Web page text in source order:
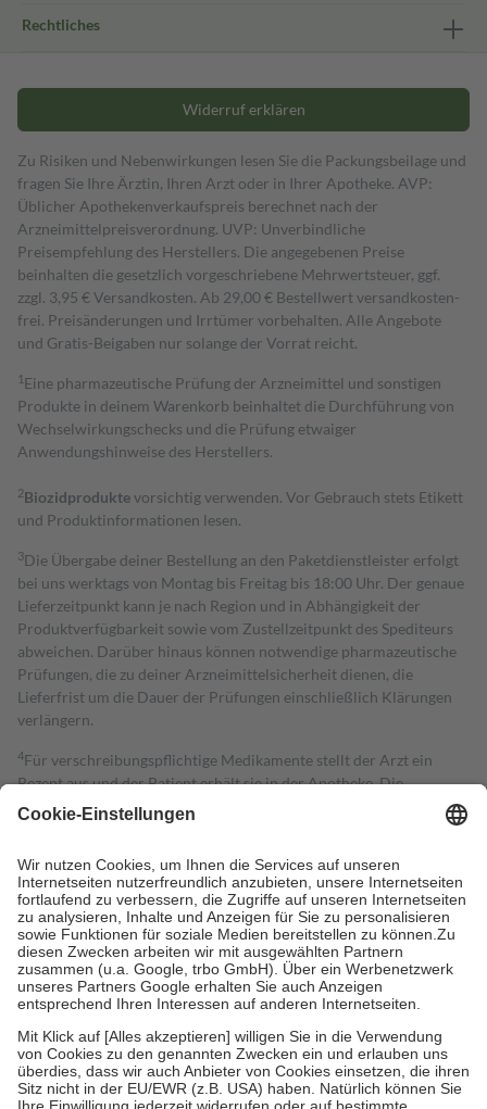
Rechtliches
Widerruf erklären
Zu Risiken und Nebenwirkungen lesen Sie die Packungsbeilage und
fragen Sie Ihre Ärztin, Ihren Arzt oder in Ihrer Apotheke. AVP:
Üblicher Apothekenverkaufspreis berechnet nach der
Arzneimittelpreisverordnung. UVP: Unverbindliche
Preisempfehlung des Herstellers. Die angegebenen Preise
beinhalten die gesetzlich vorgeschriebene Mehrwertsteuer, ggf.
zzgl. 3,95 € Versandkosten. Ab 29,00 € Bestell­wert versand­kosten­
frei. Preisänderungen und Irrtümer vorbehalten. Alle Angebote
und Gratis-Beigaben nur solange der Vorrat reicht.
1 Eine pharmazeutische Prüfung der Arzneimittel und sonstigen
Produkte in deinem Warenkorb beinhaltet die Durchführung von
Wechselwirkungschecks und die Prüfung etwaiger
Anwendungshinweise des Herstellers.
2Biozidproduktevorsichtig verwenden. Vor Gebrauch stets Etikett
und Produktinformationen lesen.
3Die Übergabe deiner Bestellung an den Paketdienstleister erfolgt
bei uns werktags von Montag bis Freitag bis 18:00 Uhr. Der genaue
Lieferzeitpunkt kann je nach Region und in Abhängigkeit der
Produktverfügbarkeit sowie vom Zustellzeitpunkt des Spediteurs
abweichen. Darüber hinaus können notwendige pharmazeutische
Prüfungen, die zu deiner Arzneimittelsicherheit dienen, die
Lieferfrist um die Dauer der Prüfungen einschließlich Klärungen
verlängern.
4Für verschreibungspflichtige Medikamente stellt der Arzt ein
Rezept aus und der Patient erhält sie in der Apotheke. Die
gesetzliche Krankenversicherung übernimmt in der Regel die
Kosten dafür, der Versicherte trägt einen Teil davon als Zuzahlung
Grundsätzlich leisten Mitglieder Zuzahlungen in Höhe von zehn
Prozent des Abgabepreises,mindestens jedochfünf Euround
höchstens zehn Euro.Es sind jedoch nie mehr als die tatsächlichen
Kosten der Leistung zu entrichten.
Diese Regeln gelten grundsätzlich auch für Online-Apotheken.
Bei Heilmitteln und häuslicher Krankenpflege beträgt die
Zuzahlung zehn Prozent der Kosten sowie zehn Euro je
Verordnung.
Um das Engagement der Versicherten für ihre eigene Gesundheit zu
stärken und die besondere Stellung der Familie zu unterstützen,
fallenkeine Zuzahlungenan bei: